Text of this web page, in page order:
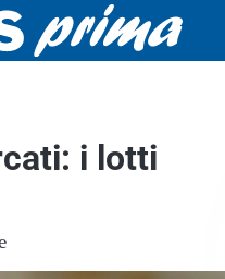
i lotti